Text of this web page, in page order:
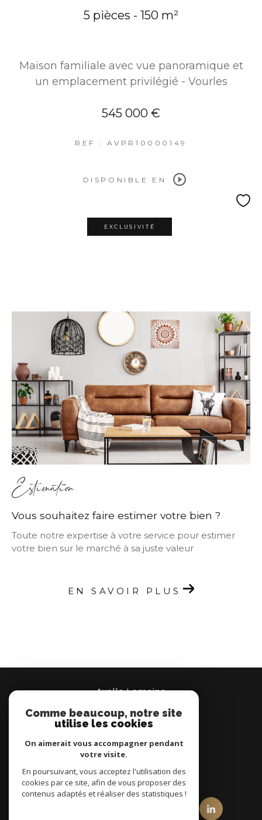
5 pièces - 150 m²
Maison familiale avec vue panoramique et
un emplacement privilégié - Vourles
545 000 €
REF : AVPR10000149
DISPONIBLE EN
EXCLUSIVITÉ
Estimation
Vous souhaitez faire estimer votre bien ?
Toute notre expertise à votre service pour estimer
votre bien sur le marché à sa juste valeur
EN SAVOIR PLUS
Axelle Lemoine
07 66 95 37 00
nous suivre sur
Comme beaucoup, notre site
utilise les cookies
On aimerait vous accompagner pendant
votre visite.
En poursuivant, vous acceptez l'utilisation des
cookies par ce site, afin de vous proposer des
contenus adaptés et réaliser des statistiques !